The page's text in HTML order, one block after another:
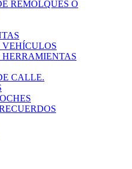
REMOLQUES O
VEHÍCULOS
HERRAMIENTAS
CALLE.